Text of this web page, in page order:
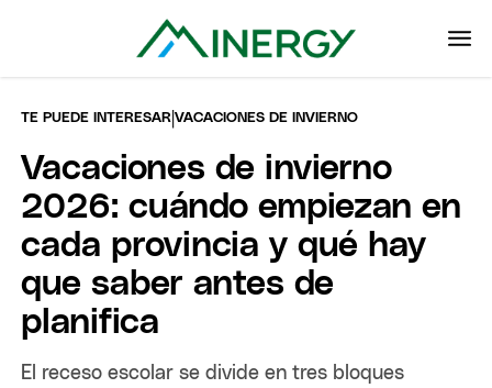
TE PUEDE INTERESAR |VACACIONES DE INVIERNO
Vacaciones de invierno
2026: cuándo empiezan en
cada provincia y qué hay
que saber antes de
planifica
El receso escolar se divide en tres bloques